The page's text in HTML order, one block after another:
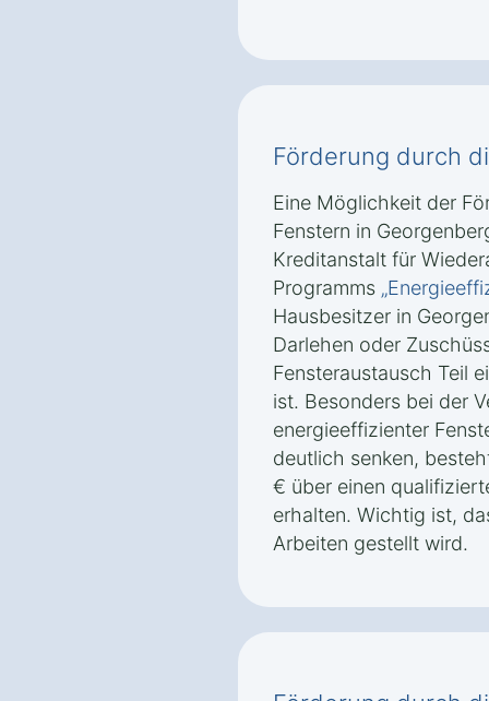
Förderung durch
Eine Möglichkeit der
Fenstern in
Kreditanstalt für
Programms
Hausbesitzer in
Darlehen oder
Fensteraustausch Teil
ist. Besonders bei der
energieeffizienter
deutlich senken,
€ über einen
erhalten. Wichtig ist,
Arbeiten gestellt wird.